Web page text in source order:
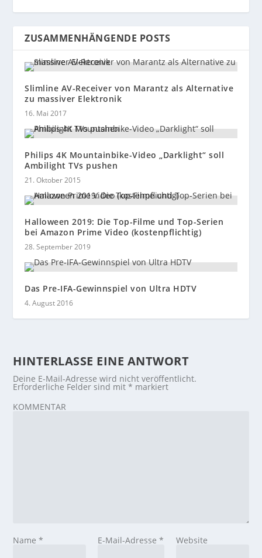
ZUSAMMENHÄNGENDE POSTS
Slimline AV-Receiver von Marantz als Alternative
zu massiver Elektronik
16. Mai 2017
Philips 4K Mountainbike-Video „Darklight“ soll
Ambilight TVs pushen
21. Oktober 2015
Halloween 2019: Die Top-Filme und Top-Serien
bei Amazon Prime Video (kostenpflichtig)
28. September 2019
Das Pre-IFA-Gewinnspiel von Ultra HDTV
4. August 2016
HINTERLASSE EINE ANTWORT
Deine E-Mail-Adresse wird nicht veröffentlicht.
Erforderliche Felder sind mit* markiert
KOMMENTAR
Name* E-Mail-Adresse * Website